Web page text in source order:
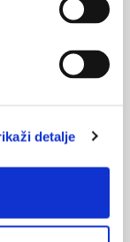
detalje